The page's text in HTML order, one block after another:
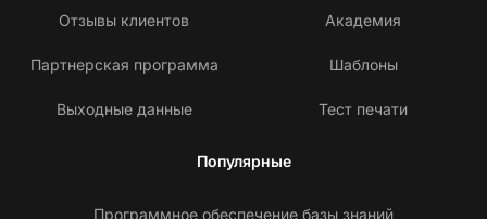
Отзывы клиентов
Партнерская программа
Выходные данные
Академия
Шаблоны
Тест печати
Популярные
Программное обеспечение базы знаний